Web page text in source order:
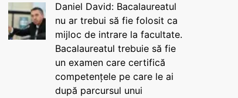
Daniel David: Bacalaureatul
nu ar trebui să fie folosit ca
mijloc de intrare la facultate.
Bacalaureatul trebuie să fie
un examen care certifică
competențele pe care le ai
după parcursul unui